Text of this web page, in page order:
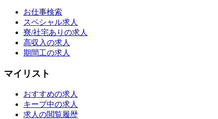
お仕事検索
スペシャル求人
寮/社宅ありの求人
高収入の求人
期間工の求人
マイリスト
おすすめの求人
キープ中の求人
求人の閲覧履歴